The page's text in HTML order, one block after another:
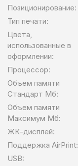
Позиционирование:
Тип печати:
Цвета,
использованные в
оформлении:
Процессор:
Объем памяти
Стандарт Мб:
Объем памяти
Максимум Мб:
ЖК-дисплей:
Поддержка AirPrint:
USB: